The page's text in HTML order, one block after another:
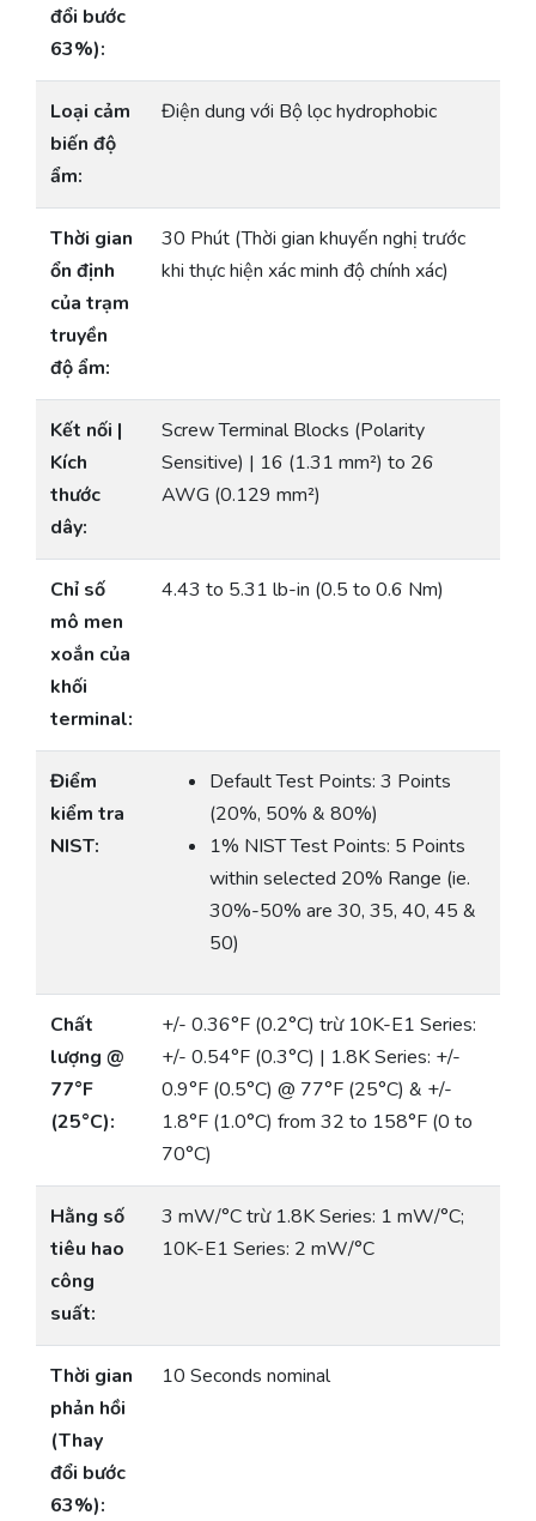
đổi bước
63%):
Loại cảm
biến độ
ẩm:
Điện dung với Bộ lọc hydrophobic
Thời gian
ổn định
của trạm
truyền
độ ẩm:
30 Phút (Thời gian khuyến nghị trước
khi thực hiện xác minh độ chính xác)
Kết nối |
Kích
thước
dây:
Screw Terminal Blocks (Polarity
Sensitive) | 16 (1.31 mm²) to 26
AWG (0.129 mm²)
Chỉ số
mô men
xoắn của
khối
terminal:
4.43 to 5.31 lb-in (0.5 to 0.6 Nm)
Điểm
kiểm tra
NIST:
Default Test Points: 3 Points
(20%, 50% & 80%)
1% NIST Test Points: 5 Points
within selected 20% Range (ie.
30%-50% are 30, 35, 40, 45 &
50)
Chất
lượng @
77°F
(25°C):
+/- 0.36°F (0.2°C) trừ 10K-E1 Series:
+/- 0.54°F (0.3°C) | 1.8K Series: +/-
0.9°F (0.5°C) @ 77°F (25°C) & +/-
1.8°F (1.0°C) from 32 to 158°F (0 to
70°C)
Hằng số
tiêu hao
công
suất:
3 mW/°C trừ 1.8K Series: 1 mW/°C;
10K-E1 Series: 2 mW/°C
Thời gian
phản hồi
(Thay
đổi bước
63%):
10 Seconds nominal